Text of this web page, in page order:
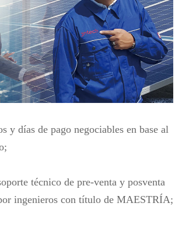
y días de pago negociables en base al
técnico de pre-venta y posventa
ingenieros con título de MAESTRÍA;